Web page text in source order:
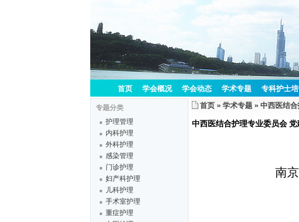
首页 学会概况 学会动态 学术专题 专科护士培
专题分类
护理管理
内科护理
外科护理
感染管理
门诊护理
妇产科护理
儿科护理
手术室护理
重症护理
首页 »学术专题 »中西医结
中西医结合护理专业委员会
南